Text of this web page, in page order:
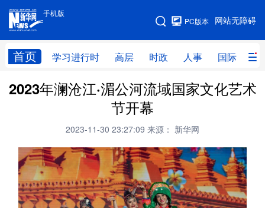
手机版
网站无障碍
PC版本
首页 学习进行时 高层 时政 人事 国际 财
手机版
网站地图
学习进行时 高层 时政 人事
科技 科创 量子 体育
文化 书画 健康 军事
2023年澜沧江·湄公河流域国家文化艺术
节开幕
2023-11-30 23:27:09 来源： 新华网